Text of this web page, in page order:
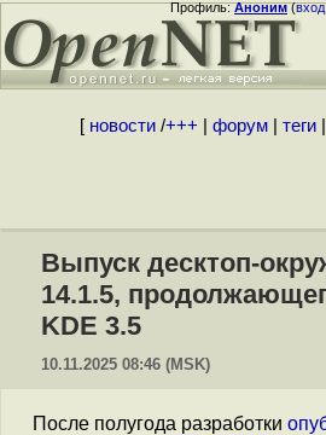
Профиль:Аноним(вход
[ новости/+++ форум| теги|
Выпуск десктоп-
14.1.5,
KDE 3.5
10.11.2025 08:46 (MSK)
После полугода разработки